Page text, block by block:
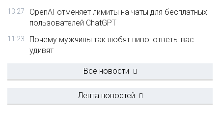
13:27
OpenAI отменяет лимиты на чаты для бесплатных
пользователей ChatGPT
11:23
Почему мужчины так любят пиво: ответы вас
удивят
Все новости
Лента новостей